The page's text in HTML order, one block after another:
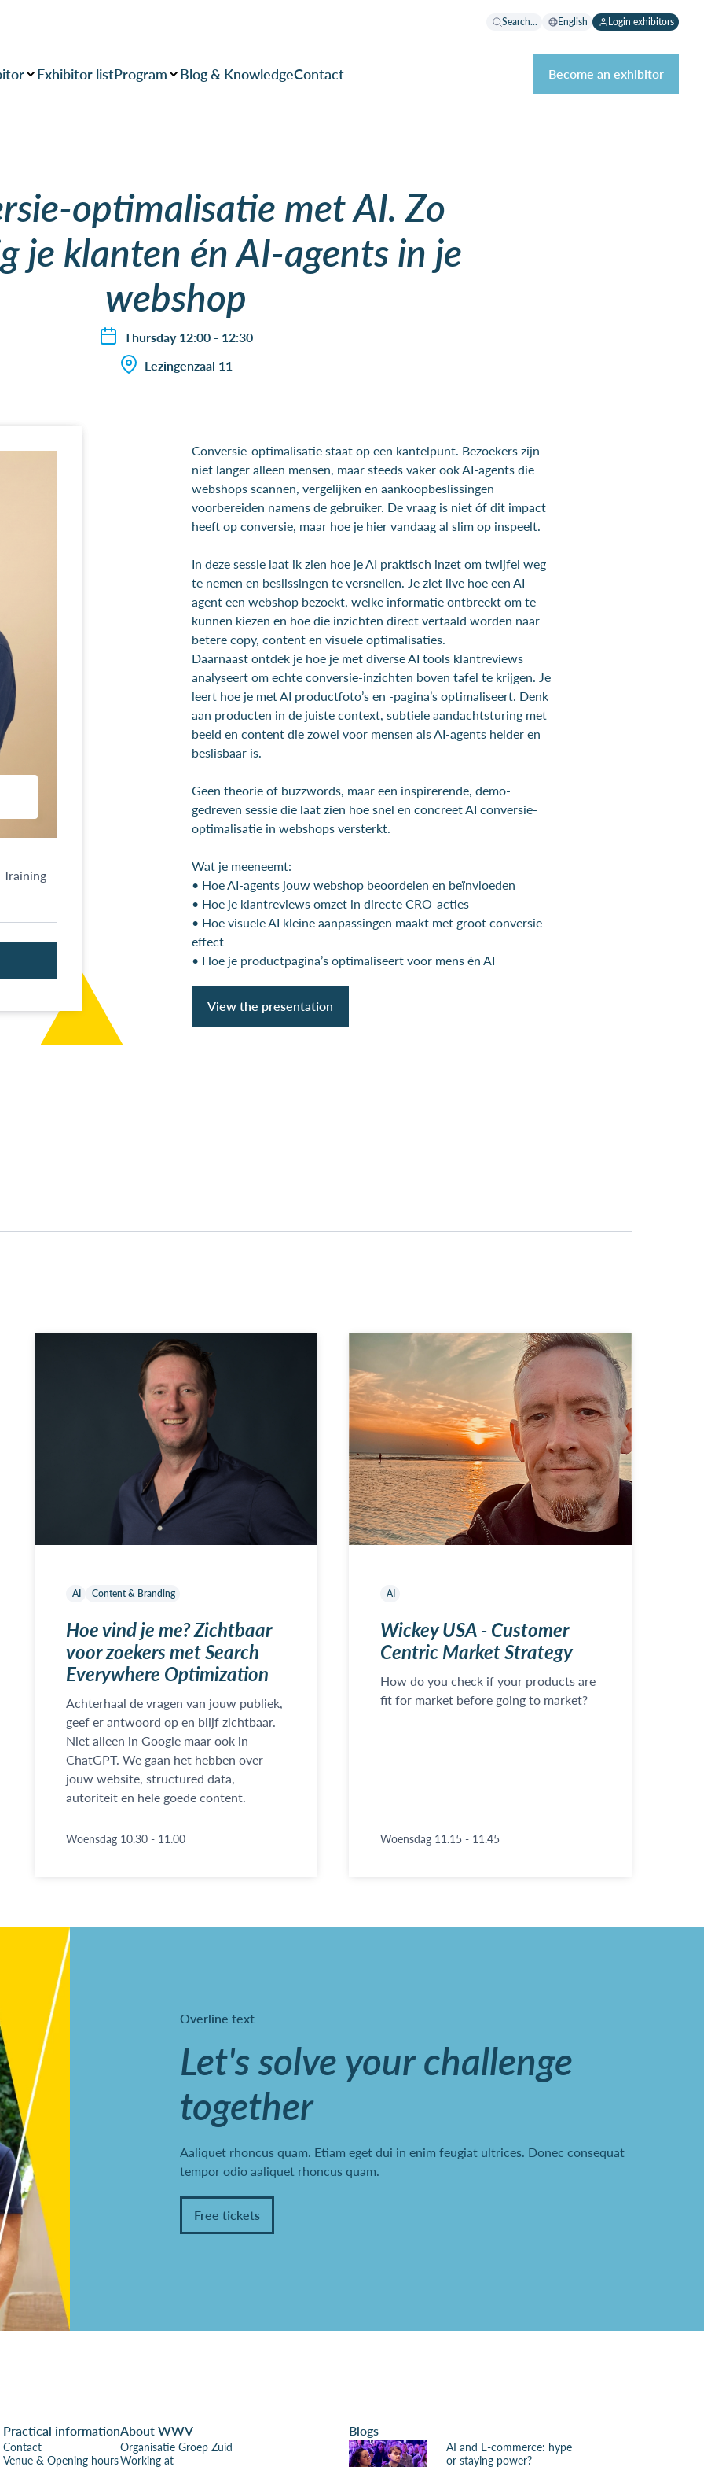
Search... English Login exhibitors
Exhibitor listProgram Blog & KnowledgeContact Become an exhibitor
optimalisatie met AI. Zo
je klanten én AI-agents in je
webshop
Thursday 12:00 - 12:30
Lezingenzaal 11
Conversie-optimalisatie staat op een kantelpunt. Bezoekers zijn
niet langer alleen mensen, maar steeds vaker ook AI-agents die
webshops scannen, vergelijken en aankoopbeslissingen
voorbereiden namens de gebruiker. De vraag is niet óf dit impact
heeft op conversie, maar hoe je hier vandaag al slim op inspeelt.
In deze sessie laat ik zien hoe je AI praktisch inzet om twijfel weg
te nemen en beslissingen te versnellen. Je ziet live hoe een AI-
agent een webshop bezoekt, welke informatie ontbreekt om te
kunnen kiezen en hoe die inzichten direct vertaald worden naar
betere copy, content en visuele optimalisaties.
Daarnaast ontdek je hoe je met diverse AI tools klantreviews
analyseert om echte conversie-inzichten boven tafel te krijgen. Je
leert hoe je met AI productfoto’s en -pagina’s optimaliseert. Denk
aan producten in de juiste context, subtiele aandachtsturing met
beeld en content die zowel voor mensen als AI-agents helder en
beslisbaar is.
Geen theorie of buzzwords, maar een inspirerende, demo-
gedreven sessie die laat zien hoe snel en concreet AI conversie-
optimalisatie in webshops versterkt.
Wat je meeneemt:
• Hoe AI-agents jouw webshop beoordelen en beïnvloeden
• Hoe je klantreviews omzet in directe CRO-acties
• Hoe visuele AI kleine aanpassingen maakt met groot conversie-
effect
• Hoe je productpagina’s optimaliseert voor mens én AI
View the presentation
AI Content & Branding
Hoe vind je me? Zichtbaar
voor zoekers met Search
Everywhere Optimization
Achterhaal de vragen van jouw publiek,
geef er antwoord op en blijf zichtbaar.
Niet alleen in Google maar ook in
ChatGPT. We gaan het hebben over
jouw website, structured data,
autoriteit en hele goede content.
Woensdag 10.30 - 11.00
AI
Wickey USA - Customer
Centric Market Strategy
How do you check if your products are
fit for market before going to market?
Woensdag 11.15 - 11.45
Overline text
Let's solve your challenge
together
Aaliquet rhoncus quam. Etiam eget dui in enim feugiat ultrices. Donec consequat
tempor odio aaliquet rhoncus quam.
Free tickets
Practical information
Contact
Venue & Opening hours
About WWV
Organisatie Groep Zuid
Working at
Blogs
AI and E-commerce: hype
or staying power?